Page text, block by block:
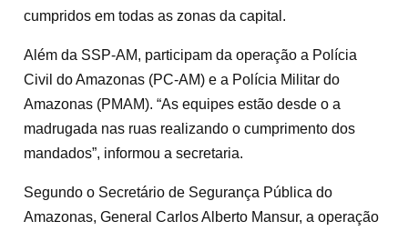
cumpridos em todas as zonas da capital.
Além da SSP-AM, participam da operação a Polícia
Civil do Amazonas (PC-AM) e a Polícia Militar do
Amazonas (PMAM). “As equipes estão desde o a
madrugada nas ruas realizando o cumprimento dos
mandados”, informou a secretaria.
Segundo o Secretário de Segurança Pública do
Amazonas, General Carlos Alberto Mansur, a operação